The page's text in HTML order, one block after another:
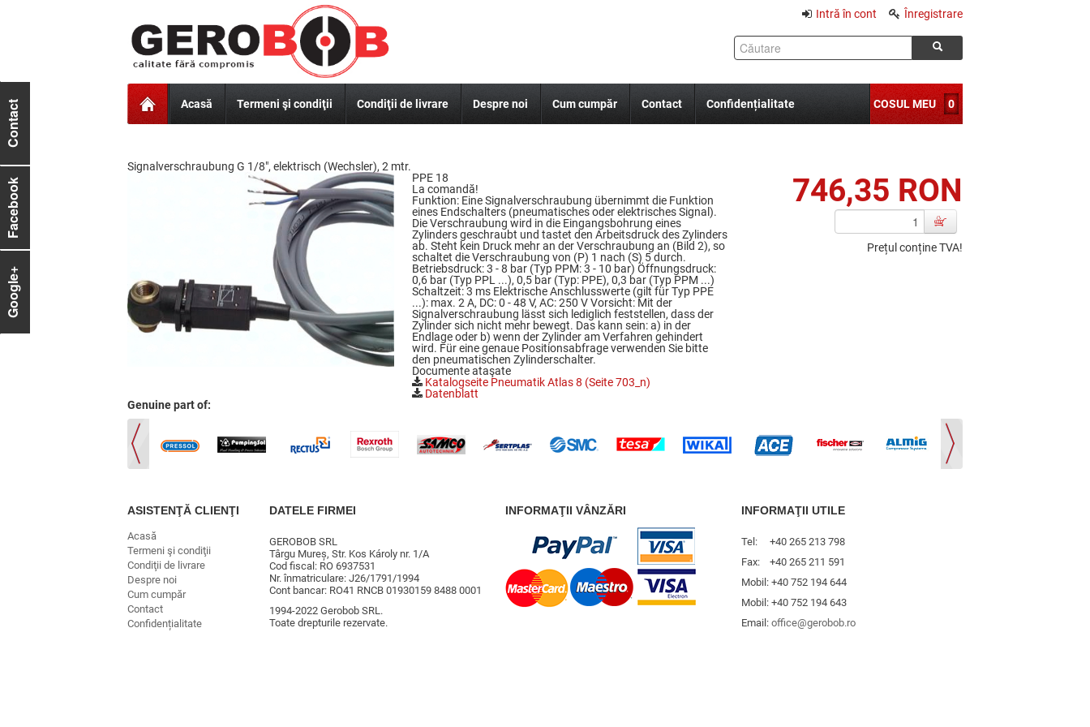
Înregistrare
Intră în cont
Acasă Termeni şi condiţii Condiţii de livrare Despre noi Cum cumpăr Contact Confidențialitate COSUL MEU 0
Contact
Facebook
Google+
Signalverschraubung G 1/8", elektrisch (Wechsler), 2 mtr.
PPE 18
La comandă!
Funktion: Eine Signalverschraubung übernimmt die Funktion
eines Endschalters (pneumatisches oder elektrisches Signal).
Die Verschraubung wird in die Eingangsbohrung eines
Zylinders geschraubt und tastet den Arbeitsdruck des Zylinders
ab. Steht kein Druck mehr an der Verschraubung an (Bild 2), so
schaltet die Verschraubung von (P) 1 nach (S) 5 durch.
Betriebsdruck: 3 - 8 bar (Typ PPM: 3 - 10 bar) Öffnungsdruck:
0,6 bar (Typ PPL ...), 0,5 bar (Typ: PPE), 0,3 bar (Typ PPM ...)
Schaltzeit: 3 ms Elektrische Anschlusswerte (gilt für Typ PPE
...): max. 2 A, DC: 0 - 48 V, AC: 250 V Vorsicht: Mit der
Signalverschraubung lässt sich lediglich feststellen, dass der
Zylinder sich nicht mehr bewegt. Das kann sein: a) in der
Endlage oder b) wenn der Zylinder am Verfahren gehindert
wird. Für eine genaue Positionsabfrage verwenden Sie bitte
den pneumatischen Zylinderschalter.
746,35 RON
Prețul conține TVA!
Documente ataşate
Katalogseite Pneumatik Atlas 8 (Seite 703_n)
Datenblatt
Genuine part of:
ASISTENŢĂ CLIENŢI
Acasă
Termeni şi condiţii
Condiţii de livrare
Despre noi
Cum cumpăr
Contact
Confidențialitate
DATELE FIRMEI
GEROBOB SRL
Târgu Mureș, Str. Kos Károly nr. 1/A
Cod fiscal: RO 6937531
Nr. înmatriculare: J26/1791/1994
Cont bancar: RO41 RNCB 01930159 8488 0001
1994-2022 Gerobob SRL.
Toate drepturile rezervate.
INFORMAŢII VÂNZĂRI INFORMAŢII UTILE
Tel: +40 265 213 798
Fax: +40 265 211 591
Mobil: +40 752 194 644
Mobil: +40 752 194 643
Email:office@gerobob.ro